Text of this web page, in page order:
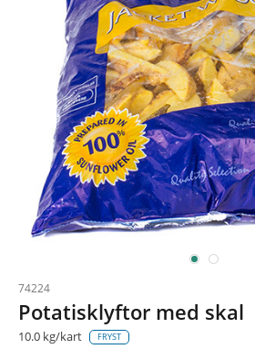
74224
Potatisklyftor med skal
10.0 kg/kart FRYST